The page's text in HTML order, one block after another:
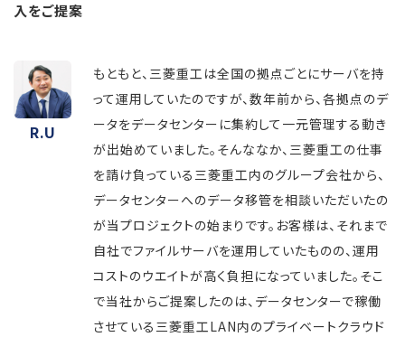
入をご提案
R.U
もともと、三菱重工は全国の拠点ごとにサーバを持
って運用していたのですが、数年前から、各拠点のデ
ータをデータセンターに集約して一元管理する動き
が出始めていました。そんななか、三菱重工の仕事
を請け負っている三菱重工内のグループ会社から、
データセンターへのデータ移管を相談いただいたの
が当プロジェクトの始まりです。お客様は、それまで
自社でファイルサーバを運用していたものの、運用
コストのウエイトが高く負担になっていました。そこ
で当社からご提案したのは、データセンターで稼働
させている三菱重工LAN内のプライベートクラウド